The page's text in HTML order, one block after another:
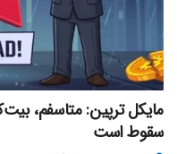
سقوط است